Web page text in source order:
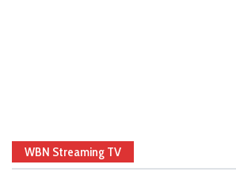
WBN Streaming TV